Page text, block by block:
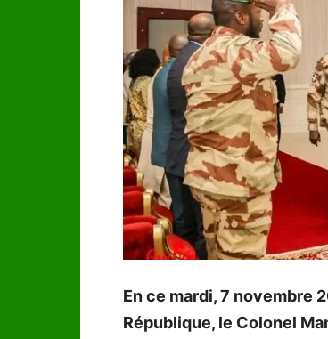
En ce mardi, 7 novembre
République, le Colonel